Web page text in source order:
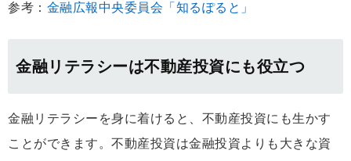
参考： 金融広報中央委員会「知るぽると」
金融リテラシーは不動産投資にも役立つ
金融リテラシーを身に着けると、不動産投資にも生かす
ことができます。不動産投資は金融投資よりも大きな資